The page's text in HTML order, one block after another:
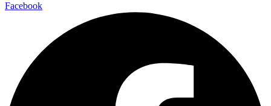
Facebook